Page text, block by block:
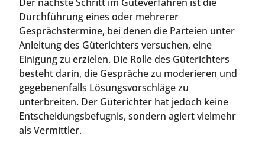
Durchführung eines oder mehrerer
Gesprächstermine, bei denen die Parteien unter
Anleitung des Güterichters versuchen, eine
Einigung zu erzielen. Die Rolle des Güterichters
besteht darin, die Gespräche zu moderieren und
gegebenenfalls Lösungsvorschläge zu
unterbreiten. Der Güterichter hat jedoch keine
Entscheidungsbefugnis, sondern agiert vielmehr
als Vermittler.